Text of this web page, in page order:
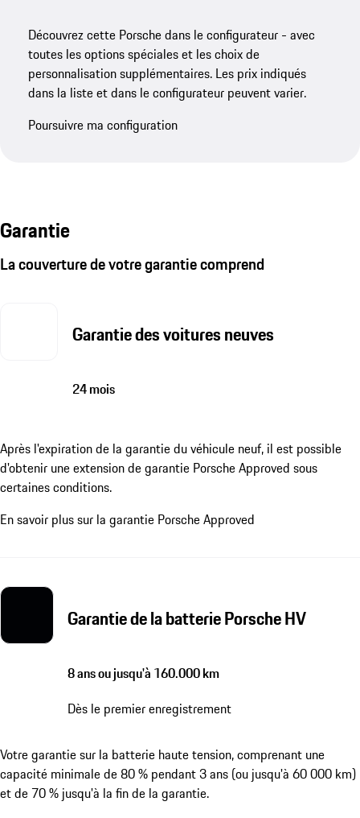
Découvrez cette Porsche dans le configurateur - avec
toutes les options spéciales et les choix de
personnalisation supplémentaires. Les prix indiqués
dans la liste et dans le configurateur peuvent varier.
Poursuivre ma configuration
Garantie
La couverture de votre garantie comprend
Garantie des voitures neuves
24 mois
Après l'expiration de la garantie du véhicule neuf, il est possible
d'obtenir une extension de garantie Porsche Approved sous
certaines conditions.
En savoir plus sur la garantie Porsche Approved
Garantie de la batterie Porsche HV
8 ans ou jusqu'à 160.000 km
Dès le premier enregistrement
Votre garantie sur la batterie haute tension, comprenant une
capacité minimale de 80 % pendant 3 ans (ou jusqu'à 60 000 km)
et de 70 % jusqu'à la fin de la garantie.